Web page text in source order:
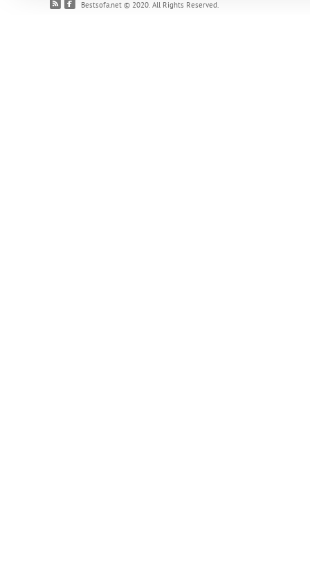
Bestsofa.net © 2020. All Rights Reserved.